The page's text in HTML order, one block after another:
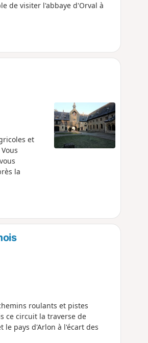
de visiter l'abbaye d'Orval à
et
la
roulants et pistes
ce circuit la traverse de
le pays d'Arlon à l'écart des